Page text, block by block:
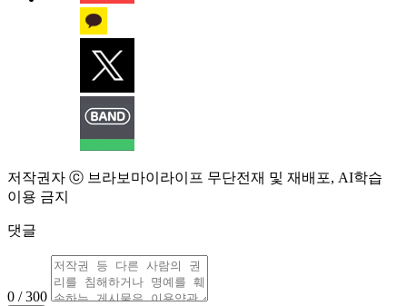
저작권자 ⓒ 브라보마이라이프 무단전재 및 재배포, AI학습
이용 금지
댓글
0 / 300